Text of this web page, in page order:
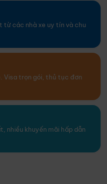
từ các nhà xe uy tín và chu
Visa trọn gói, thủ tục đơn
nhiều khuyến mãi hấp dẫn